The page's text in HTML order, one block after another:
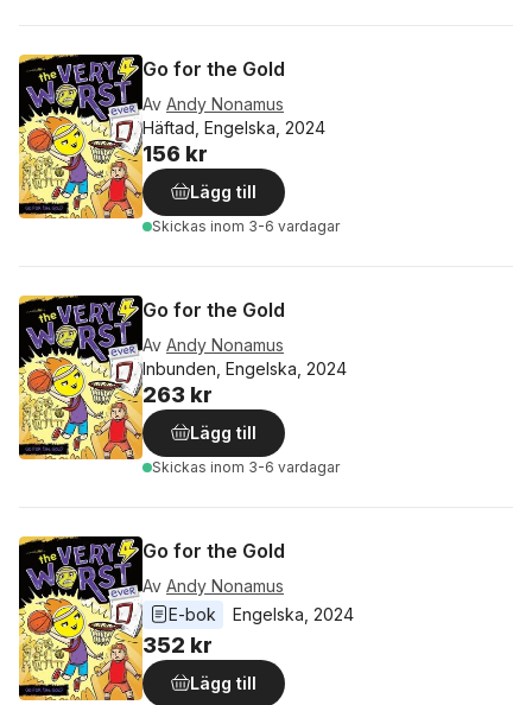
Go for the Gold
Av Andy Nonamus
Häftad, Engelska, 2024
156 kr
Lägg till
Skickas inom 3-6 vardagar
Go for the Gold
Av Andy Nonamus
Inbunden, Engelska, 2024
263 kr
Lägg till
Skickas inom 3-6 vardagar
Go for the Gold
Av Andy Nonamus
E-bok
Engelska 2024
352 kr
Lägg till